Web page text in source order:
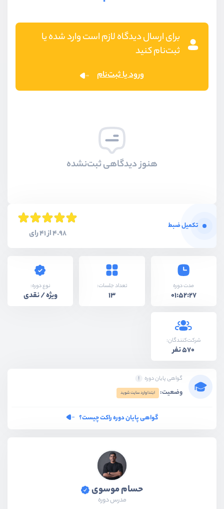
برای ارسال دیدگاه لازم است وارد شده یا
ثبت‌نام کنید
ورود یا ثبت‌نام
هنوز دیدگاهی ثبت‌نشده
تکمیل ضبط
4.98 از 41 رای
مدت دوره
01:52:27
تعداد جلسات:
13
نوع دوره:
ویژه / نقدی
شرکت‌کنندگان:
570 نفر
گواهی پایان دوره
وضعیت: ابتدا وارد سایت شوید
گواهی پایان دوره راکت چیست؟
حسام موسوی
مدرس دوره